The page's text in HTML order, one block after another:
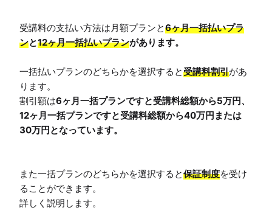
受講料の支払い方法は月額プランと6ヶ月一括払いプラ
ンと12ヶ月一括払いプランがあります。
一括払いプランのどちらかを選択すると受講料割引があ
ります。
割引額は6ヶ月一括プランですと受講料総額から5万円、
12ヶ月一括プランですと受講料総額から40万円または
30万円となっています。
また一括プランのどちらかを選択すると保証制度を受け
ることができます。
詳しく説明します。